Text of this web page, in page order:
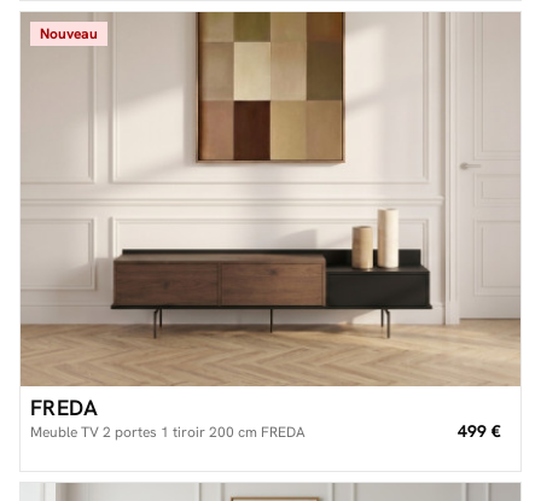
Nouveau
FREDA
Meuble TV 2 portes 1 tiroir 200 cm FREDA 499 €